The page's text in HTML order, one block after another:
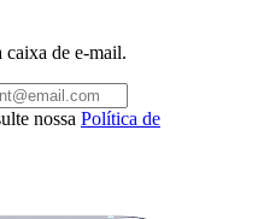
caixa de e-mail.
nossa Política de